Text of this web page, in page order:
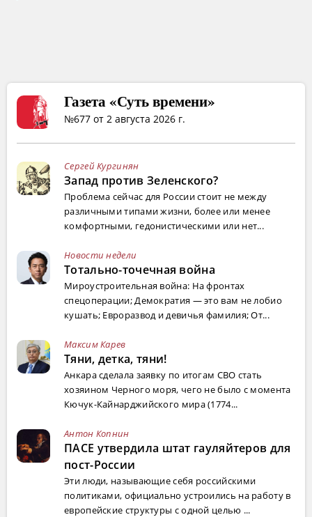
Газета «Суть времени»
№677 от 2 августа 2026 г.
Сергей Кургинян
Запад против Зеленского?
Проблема сейчас для России стоит не между
различными типами жизни, более или менее
комфортными, гедонистическими или нет...
Новости недели
Тотально-точечная война
Мироустроительная война: На фронтах
спецоперации; Демократия — это вам не лобио
кушать; Евроразвод и девичья фамилия; От...
Максим Карев
Тяни, детка, тяни!
Анкара сделала заявку по итогам СВО стать
хозяином Черного моря, чего не было с момента
Кючук-Кайнарджийского мира (1774...
Антон Копнин
ПАСЕ утвердила штат гауляйтеров для
пост-России
Эти люди, называющие себя российскими
политиками, официально устроились на работу в
европейские структуры с одной целью ...